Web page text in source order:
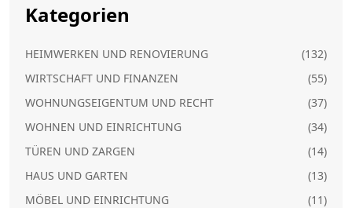
Kategorien
HEIMWERKEN UND RENOVIERUNG
(132)
WIRTSCHAFT UND FINANZEN
(55)
WOHNUNGSEIGENTUM UND RECHT
(37)
WOHNEN UND EINRICHTUNG
(34)
TÜREN UND ZARGEN
(14)
HAUS UND GARTEN
(13)
MÖBEL UND EINRICHTUNG
(11)